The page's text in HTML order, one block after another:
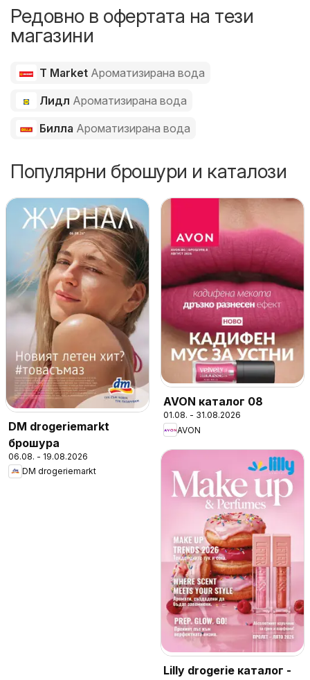
Редовно в офертата на тези
магазини
T Market Ароматизирана вода
Лидл Ароматизирана вода
Билла Ароматизирана вода
Популярни брошури и каталози
DM drogeriemarkt
брошура
06.08. - 19.08.2026
DM drogeriemarkt
AVON каталог 08
01.08. - 31.08.2026
AVON
Lilly drogerie каталог -